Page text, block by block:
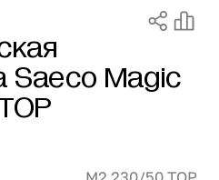
Magic